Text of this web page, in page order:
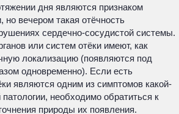
дня являются признаком
но вечером такая отёчность
сердечно-сосудистой системы.
или систем отёки имеют, как
локализацию (появляются под
одновременно). Если есть
являются одним из симптомов какой-
необходимо обратиться к
природы их появления.